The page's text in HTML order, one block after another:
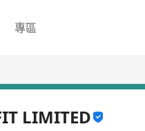
專區
LIMITED